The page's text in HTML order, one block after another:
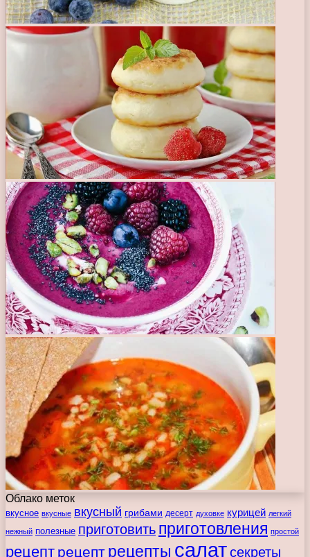
Облако меток
вкусное вкусные вкусный грибами десерт духовке курицей легкий
нежный полезные приготовить приготовления простой
рецепт рецепт рецепты салатсекреты